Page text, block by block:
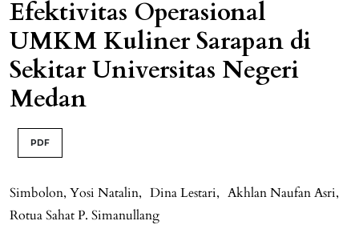
Efektivitas Operasional
UMKM Kuliner Sarapan di
Sekitar Universitas Negeri
Medan
PDF
Simbolon, Yosi Natalin, Dina Lestari, Akhlan Naufan Asri,
Rotua Sahat P. Simanullang